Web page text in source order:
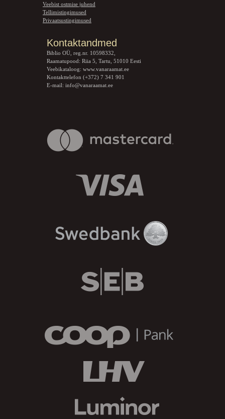
Veebist ostmise juhend
Tellimistingimused
Privaatsustingimused
Kontaktandmed
Biblio OÜ, reg.nr. 10598332,
Raamatupood: Riia 5, Tartu, 51010 Eesti
Veebikataloog: www.vanaraamat.ee
Kontakttelefon (+372) 7 341 901
E-mail: info@vanaraamat.ee